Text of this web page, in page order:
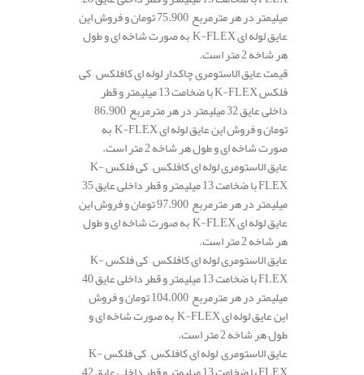
میلیمتر در هر مترمربع 75.900 تومان و فروش این
عایق لوله ای K-FLEX به صورت شاخه ای و طول
هر شاخه 2 متر است.
قیمت عایق الاستومری چاکدار لوله ای کافلکس – کی
فلکس K-FLEX با ضخامت 13 میلیمتر و قطر
داخلی عایق 32 میلیمتر در هر مترمربع 86.900
تومان و فروش این عایق لوله ای K-FLEX به
صورت شاخه ای و طول هر شاخه 2 متر است.
عایق الاستومری لوله ای کافلکس – کی فلکس K-
FLEX با ضخامت 13 میلیمتر و قطر داخلی عایق 35
میلیمتر در هر مترمربع 97.900 تومان و فروش این
عایق لوله ای K-FLEX به صورت شاخه ای و طول
هر شاخه 2 متر است.
عایق الاستومری لوله ای کافلکس – کی فلکس K-
FLEX با ضخامت 13 میلیمتر و قطر داخلی عایق 40
میلیمتر در هر مترمربع 104.000 تومان و فروش
این عایق لوله ای K-FLEX به صورت شاخه ای و
طول هر شاخه 2 متر است.
عایق الاستومری لوله ای کافلکس – کی فلکس K-